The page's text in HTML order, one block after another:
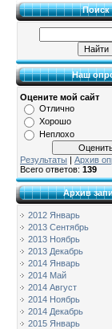
Поиск
Наш
Оцените мой сайт
Отлично
Хорошо
Неплохо
Результаты | Архив
Всего ответов: 139
Архив
2012 Январь
2013 Сентябрь
2013 Ноябрь
2013 Декабрь
2014 Январь
2014 Май
2014 Август
2014 Ноябрь
2014 Декабрь
2015 Январь